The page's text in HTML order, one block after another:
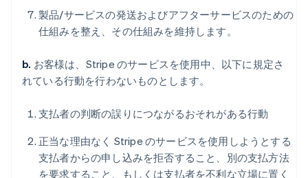
製品/サービスの発送およびアフターサービスのための
仕組みを整え、その仕組みを維持します。
b. お客様は、Stripe のサービスを使用中、以下に規定さ
れている行動を行わないものとします。
支払者の判断の誤りにつながるおそれがある行動
正当な理由なく Stripe のサービスを使用しようとする
支払者からの申し込みを拒否すること、別の支払方法
を要求すること、もしくは支払者を不利な立場に置く